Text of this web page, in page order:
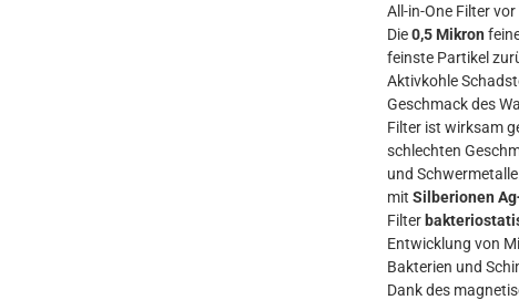
All-in-One Filter
Die0,5 Mikron
feinste Partikel
Aktivkohle
Geschmack des
Filter ist wirksam
schlechten
und
mitSilberionen
Filter
Entwicklung von
Bakterien und
Dank des